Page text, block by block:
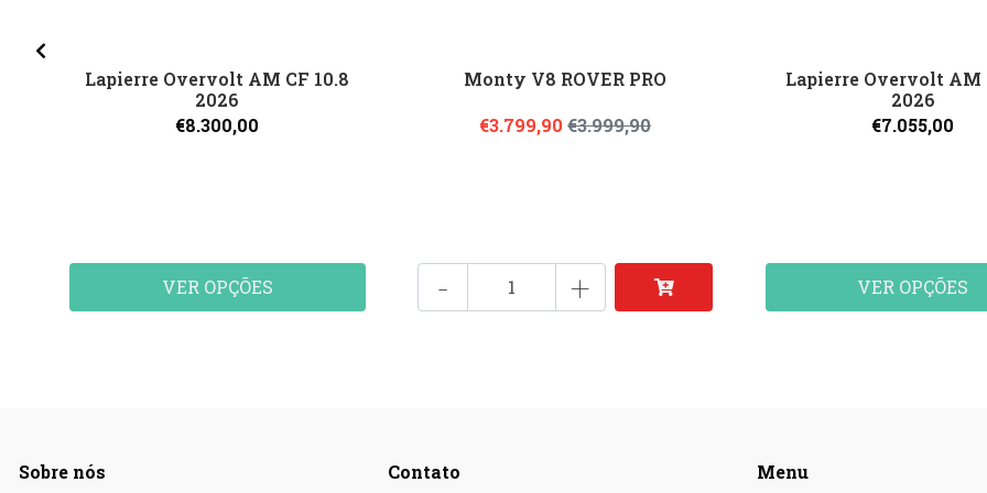
Lapierre Overvolt AM CF 10.8
2026
€8.300,00
VER OPÇÕES
Monty V8 ROVER PRO
€3.799,90 €3.999,90
- +
Lapierre Overvolt AM
2026
€7.055,00
VER OPÇÕES
Sobre nós Contato Menu